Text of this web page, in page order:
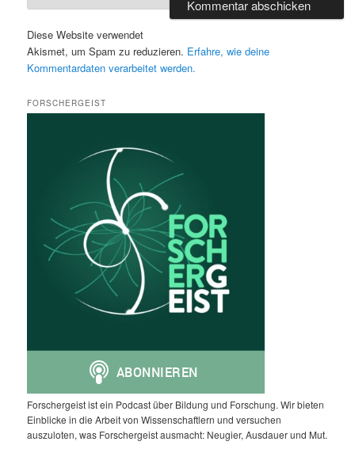
Diese Website verwendet
Akismet, um Spam zu reduzieren. Erfahre, wie deine
Kommentardaten verarbeitet werden.
FORSCHERGEIST
Forschergeist ist ein Podcast über Bildung und Forschung. Wir bieten
Einblicke in die Arbeit von Wissenschaftlern und versuchen
auszuloten, was Forschergeist ausmacht: Neugier, Ausdauer und Mut.